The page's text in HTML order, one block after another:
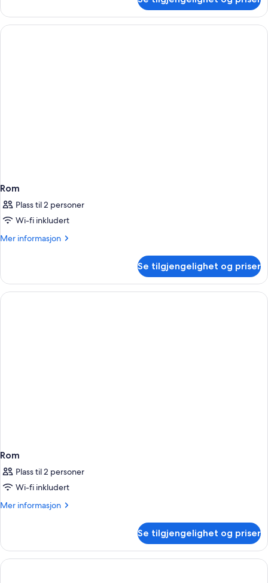
–
classic
(Twin)
Rom
Plass til 2 personer
Wi-fi inkludert
Mer informasjon
Mer
Se tilgjengelighet og priser
Rom
Plass til 2 personer
Wi-fi inkludert
Mer informasjon
Mer
Se tilgjengelighet og priser